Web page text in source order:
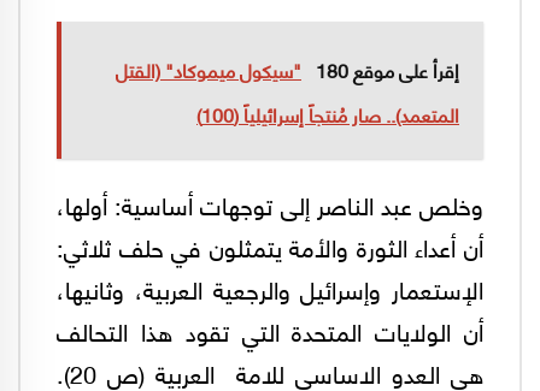
إقرأ على موقع 180
"سيكول ميموكاد" (القتل
المتعمد).. صار مُنتجاً إسرائيلياً (100)
وخلص عبد الناصر إلى توجهات أساسية: أولها،
أن أعداء الثورة والأمة يتمثلون في حلف ثلاثي:
الإستعمار وإسرائيل والرجعية العربية، وثانيها،
أن الولايات المتحدة التي تقود هذا التحالف
هي العدو الاساسي للامة العربية (ص 20).